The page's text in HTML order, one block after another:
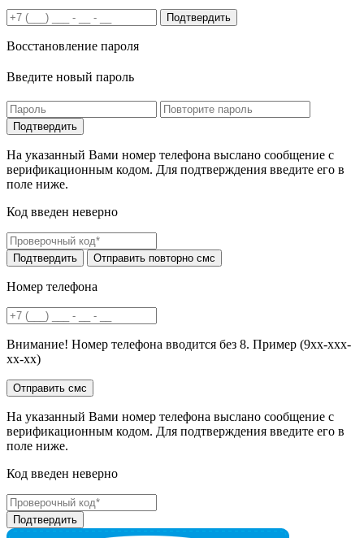
Подтвердить
Восстановление пароля
Введите новый пароль
На указанный Вами номер телефона выслано сообщение с
верификационным кодом. Для подтверждения введите его в
поле ниже.
Код введен неверно
Номер телефона
Внимание! Номер телефона вводится без 8. Пример (9хх-ххх-
хх-хх)
На указанный Вами номер телефона выслано сообщение с
верификационным кодом. Для подтверждения введите его в
поле ниже.
Код введен неверно